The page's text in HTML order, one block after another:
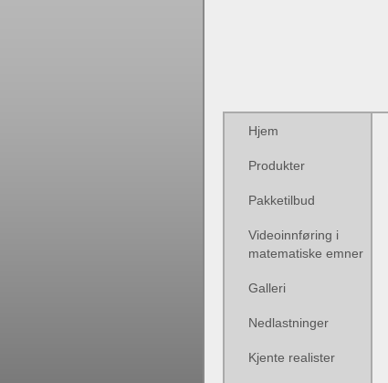
Hjem
Produkter
Pakketilbud
Videoinnføring i
matematiske emner
Galleri
Nedlastninger
Kjente realister